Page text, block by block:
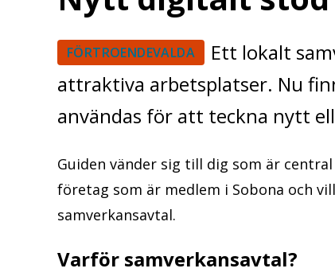
FÖRTROENDEVALDA
Ett lokalt
attraktiva arbetsplatser. Nu
användas för att teckna nytt
Guiden vänder sig till dig som är
företag som är medlem i Sobona och
samverkansavtal.
Varför samverkansavtal?